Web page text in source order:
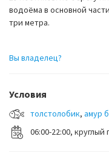
водоёма в основной
три метра.
Вы владелец?
Условия
толстолобик, амур
06:00-22:00, круглый